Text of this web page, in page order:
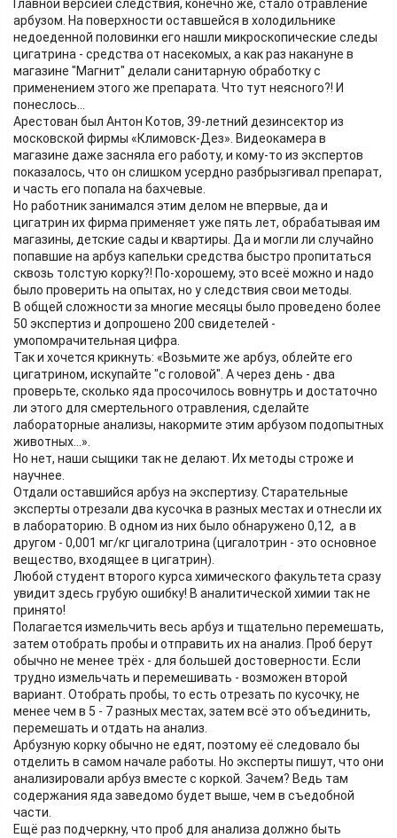
Главной версией следствия, конечно же, стало отравление
арбузом. На поверхности оставшейся в холодильнике
недоеденной половинки его нашли микроскопические следы
цигатрина - средства от насекомых, а как раз накануне в
магазине "Магнит" делали санитарную обработку с
применением этого же препарата. Что тут неясного?! И
понеслось...
Арестован был Антон Котов, 39-летний дезинсектор из
московской фирмы «Климовск-Дез». Видеокамера в
магазине даже засняла его работу, и кому-то из экспертов
показалось, что он слишком усердно разбрызгивал препарат,
и часть его попала на бахчевые.
Но работник занимался этим делом не впервые, да и
цигатрин их фирма применяет уже пять лет, обрабатывая им
магазины, детские сады и квартиры. Да и могли ли случайно
попавшие на арбуз капельки средства быстро пропитаться
сквозь толстую корку?! По-хорошему, это всеё можно и надо
было проверить на опытах, но у следствия свои методы.
В общей сложности за многие месяцы было проведено более
50 экспертиз и допрошено 200 свидетелей -
умопомрачительная цифра.
Так и хочется крикнуть: «Возьмите же арбуз, облейте его
цигатрином, искупайте "с головой". А через день - два
проверьте, сколько яда просочилось вовнутрь и достаточно
ли этого для смертельного отравления, сделайте
лабораторные анализы, накормите этим арбузом подопытных
животных...».
Но нет, наши сыщики так не делают. Их методы строже и
научнее.
Отдали оставшийся арбуз на экспертизу. Старательные
эксперты отрезали два кусочка в разных местах и отнесли их
в лабораторию. В одном из них было обнаружено 0,12, а в
другом - 0,001 мг/кг цигалотрина (цигалотрин - это основное
вещество, входящее в цигатрин).
Любой студент второго курса химического факультета сразу
увидит здесь грубую ошибку! В аналитической химии так не
принято!
Полагается измельчить весь арбуз и тщательно перемешать,
затем отобрать пробы и отправить их на анализ. Проб берут
обычно не менее трёх - для большей достоверности. Если
трудно измельчать и перемешивать - возможен второй
вариант. Отобрать пробы, то есть отрезать по кусочку, не
менее чем в 5 - 7 разных местах, затем всё это объединить,
перемешать и отдать на анализ.
Арбузную корку обычно не едят, поэтому её следовало бы
отделить в самом начале работы. Но эксперты пишут, что они
анализировали арбуз вместе с коркой. Зачем? Ведь там
содержания яда заведомо будет выше, чем в съедобной
части.
Ещё раз подчеркну, что проб для анализа должно быть